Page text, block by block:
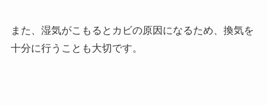
また、湿気がこもるとカビの原因になるため、換気を
十分に行うことも大切です。